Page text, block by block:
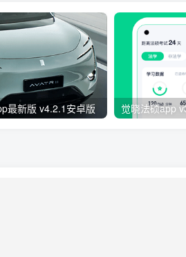
最新版 v4.2.1安卓版 觉晓法硕app